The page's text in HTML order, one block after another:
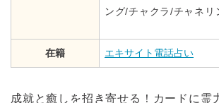
ング/チャクラ/チャネリ
在籍 エキサイト電話占い
成就と癒しを招き寄せる！カードに霊